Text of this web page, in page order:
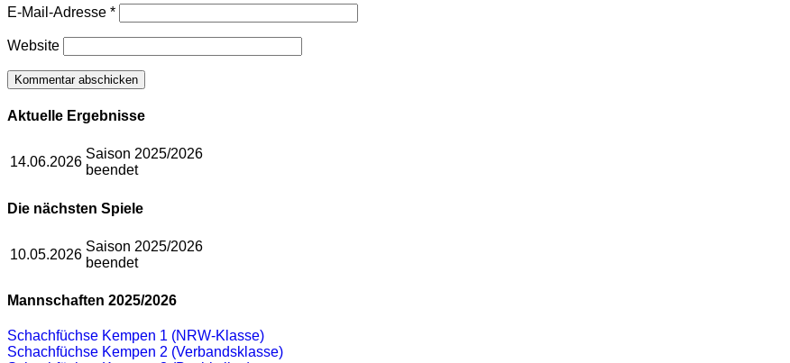
E-Mail-Adresse *
Website
Aktuelle Ergebnisse
14.06.2026
Saison 2025/2026
beendet
Die nächsten Spiele
10.05.2026
Saison 2025/2026
beendet
Mannschaften 2025/2026
Schachfüchse Kempen 1 (NRW-Klasse)
Schachfüchse Kempen 2 (Verbandsklasse)